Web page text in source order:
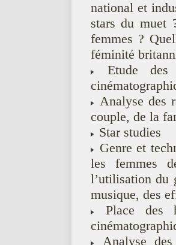
national et
stars du muet
femmes ?
féminité
Etude des
Analyse des
couple, de la
Star studies
Genre et
les femmes
l’utilisation du
musique, des
Place des
Analyse